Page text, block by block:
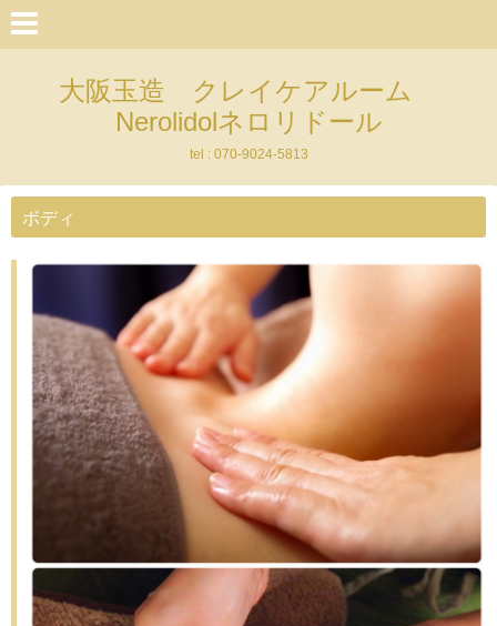
大阪玉造 クレイケアルーム
Nerolidolネロリドール
tel : 070-9024-5813
ボディ